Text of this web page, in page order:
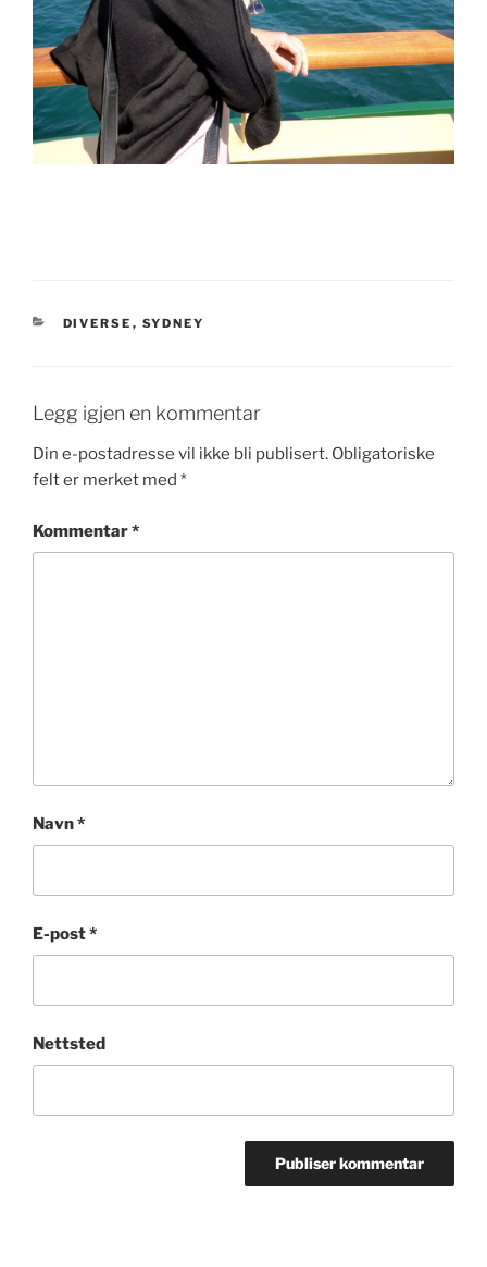
KATEGORIER
DIVERSE , SYDNEY
Legg igjen en kommentar
Din e-postadresse vil ikke bli publisert. Obligatoriske
felt er merket med *
Kommentar*
Navn*
E-post*
Nettsted